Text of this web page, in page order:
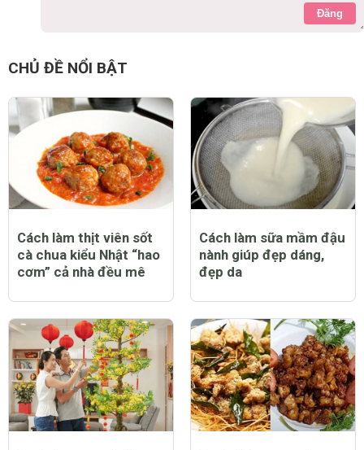
Đăng
CHỦ ĐỀ NỔI BẬT
Cách làm thịt viên sốt
cà chua kiểu Nhật “hao
cơm” cả nhà đều mê
Cách làm sữa mầm đậu
nành giúp đẹp dáng,
đẹp da